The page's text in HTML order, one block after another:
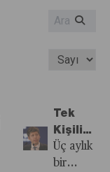
Tek
Kişilik
Milyar
Dolarlık
Üç aylık
bir